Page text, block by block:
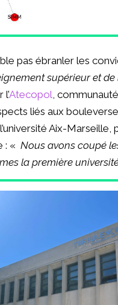
pas ébranler les
supérieur et
Atecopol ,
liés aux
Aix-
: « Nous avons coupé
la première